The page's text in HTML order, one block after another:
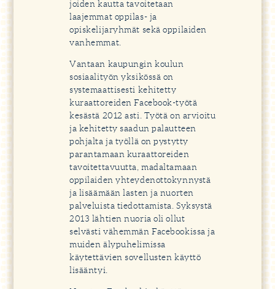
joiden kautta tavoitetaan
laajemmat oppilas- ja
opiskelijaryhmät sekä oppilaiden
vanhemmat.
Vantaan kaupungin koulun
sosiaalityön yksikössä on
systemaattisesti kehitetty
kuraattoreiden Facebook-työtä
kesästä 2012 asti. Työtä on arvioitu
ja kehitetty saadun palautteen
pohjalta ja työllä on pystytty
parantamaan kuraattoreiden
tavoitettavuutta, madaltamaan
oppilaiden yhteydenottokynnystä
ja lisäämään lasten ja nuorten
palveluista tiedottamista. Syksystä
2013 lähtien nuoria oli ollut
selvästi vähemmän Facebookissa ja
muiden älypuhelimissa
käytettävien sovellusten käyttö
lisääntyi.